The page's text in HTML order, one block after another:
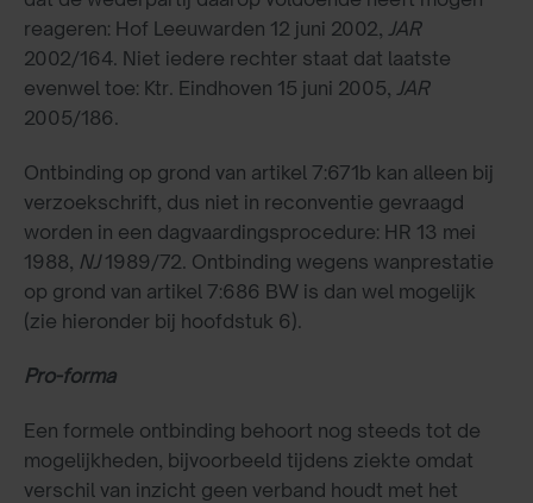
reageren: Hof Leeuwarden 12 juni 2002, JAR
2002/164. Niet iedere rechter staat dat laatste
evenwel toe: Ktr. Eindhoven 15 juni 2005, JAR
2005/186.
Ontbinding op grond van artikel 7:671b kan alleen bij
verzoekschrift, dus niet in reconventie gevraagd
worden in een dagvaardingsprocedure: HR 13 mei
1988, NJ1989/72. Ontbinding wegens wanprestatie
op grond van artikel 7:686 BW is dan wel mogelijk
(zie hieronder bij hoofdstuk 6).
Pro-forma
Een formele ontbinding behoort nog steeds tot de
mogelijkheden, bijvoorbeeld tijdens ziekte omdat
verschil van inzicht geen verband houdt met het